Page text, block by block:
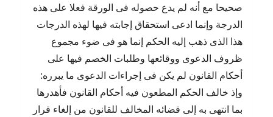
صحيحا مع أنه لم يدع حصوله فى الورقة فعلا على هذه
الدرجة وإنما ادعى استحقاق إجابته فيها لهذه الدرجات
هذا الذى ذهب إليه الحكم إنما هو فى ضوء مجموع
ظروف الدعوى ووقائعها وطلبات الخصم فيها على
أحكام القانون لم يكن فى إجراءات الدعوى ما يبرره:
وإذ خالف الحكم المطعون فيه أحكام القانون فأهدرها
بما انتهى به إلى قضائه المخالف للقانون من إلغاء قرار